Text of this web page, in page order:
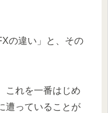
の違い」と、その
これを一番はじめ
遭っていることが